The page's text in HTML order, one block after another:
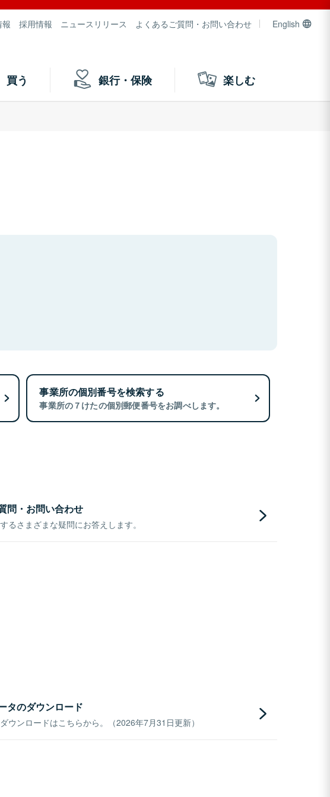
採用情報 ニュースリリース よくあるご質問・お問い合わせ English
買う 銀行・保険 楽しむ
事業所の個別番号を検索する
事業所の７けたの個別郵便番号をお調べします。
問・お問い合わせ
るさまざまな疑問にお答えします。
タのダウンロード
ウンロードはこちらから。（2026年7月31日更新）